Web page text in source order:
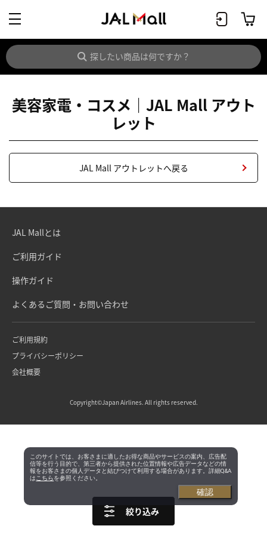
美容家電・コスメ｜JAL Mall アウト
レット
JAL Mall アウトレットへ戻る
絞り込み
JAL Mallとは
ご利用ガイド
操作ガイド
よくあるご質問・お問い合わせ
ご利用規約
プライバシーポリシー
会社概要
Copyright©Japan Airlines. All rights reserved.
このサイトでは、お客さまに適したお得な商品やサービスの案内、広告配
信等を行う目的で、第三者から提供された位置情報や広告データなどの情
報をお客さまの個人データと結びつけて利用する場合があります。詳細Q&A
は こちらを参照ください。
確認